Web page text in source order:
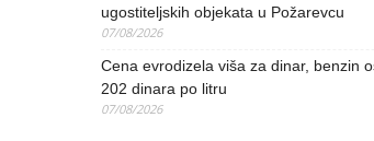
ugostiteljskih objekata u Požarevcu
07/08/2026
Cena evrodizela viša za dinar, benzin
202 dinara po litru
07/08/2026